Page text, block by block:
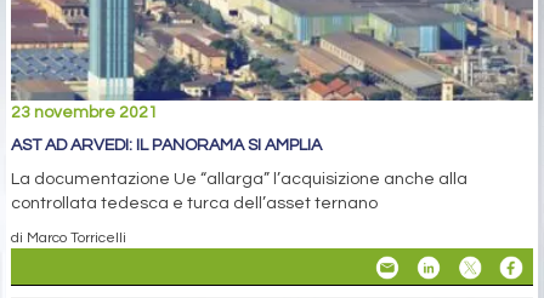
23 novembre 2021
AST AD ARVEDI: IL PANORAMA SI AMPLIA
La documentazione Ue “allarga” l’acquisizione anche alla
controllata tedesca e turca dell’asset ternano
di Marco Torricelli